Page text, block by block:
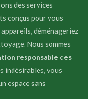
des services
conçus pour vous
déménageriez
Nous sommes
responsable des
indésirables, vous
espace sans